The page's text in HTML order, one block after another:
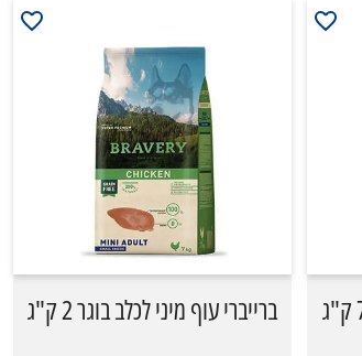
ברייברי עוף מיני לכלב בוגר 2 ק"ג